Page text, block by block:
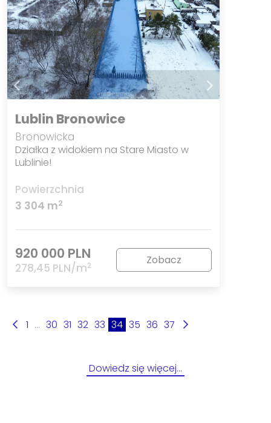
Lublin Bronowice
Bronowicka
Działka z widokiem na Stare Miasto w
Lublinie!
Powierzchnia
3 304 m2
920 000 PLN
278,45 PLN/m2 Zobacz
1 ... 30 31 32 33 34 35 36 37
Dowiedz się więcej…